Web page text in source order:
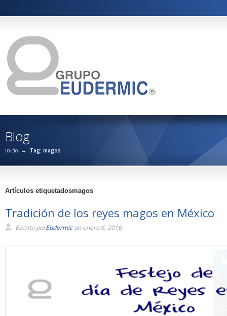
Blog
Inicio → Tag: magos
Artículos etiquetadosmagos
Tradición de los reyes magos en México
Escrito porEudermicon enero 6, 2016